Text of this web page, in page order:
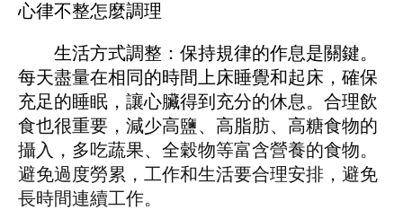
心律不整怎麼調理
生活方式調整：保持規律的作息是關鍵。
每天盡量在相同的時間上床睡覺和起床，確保
充足的睡眠，讓心臟得到充分的休息。合理飲
食也很重要，減少高鹽、高脂肪、高糖食物的
攝入，多吃蔬果、全穀物等富含營養的食物。
避免過度勞累，工作和生活要合理安排，避免
長時間連續工作。